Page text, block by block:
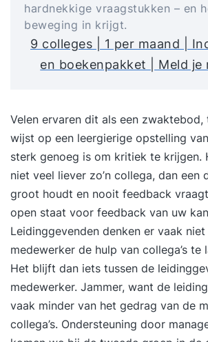
hardnekkige vraagstukken – en
beweging in krijgt.
9 colleges | 1 per maand |
en boekenpakket | Meld je
Velen ervaren dit als een
wijst op een leergierige opstelling
sterk genoeg is om kritiek te krijgen.
niet veel liever zo’n collega, dan een
groot houdt en nooit feedback
open staat voor feedback van uw
Leidinggevenden denken er vaak
medewerker de hulp van collega’s te
Het blijft dan iets tussen de
medewerker. Jammer, want de
vaak minder van het gedrag van de
collega’s. Ondersteuning door